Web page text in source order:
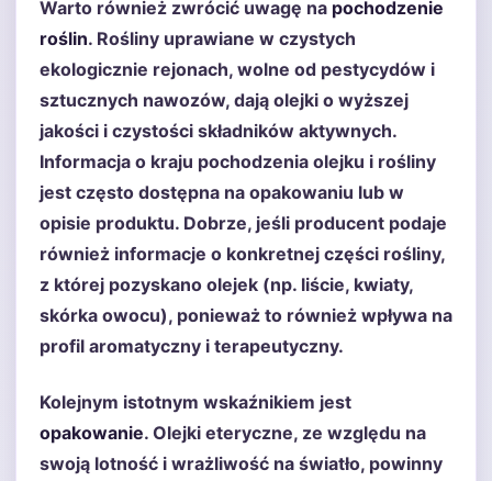
Warto również zwrócić uwagę na pochodzenie
roślin. Rośliny uprawiane w czystych
ekologicznie rejonach, wolne od pestycydów i
sztucznych nawozów, dają olejki o wyższej
jakości i czystości składników aktywnych.
Informacja o kraju pochodzenia olejku i rośliny
jest często dostępna na opakowaniu lub w
opisie produktu. Dobrze, jeśli producent podaje
również informacje o konkretnej części rośliny,
z której pozyskano olejek (np. liście, kwiaty,
skórka owocu), ponieważ to również wpływa na
profil aromatyczny i terapeutyczny.
Kolejnym istotnym wskaźnikiem jest
opakowanie. Olejki eteryczne, ze względu na
swoją lotność i wrażliwość na światło, powinny